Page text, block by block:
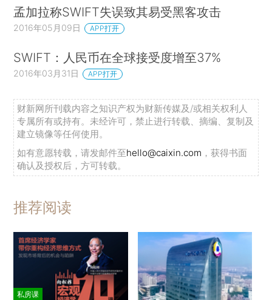
孟加拉称SWIFT失误致其易受黑客攻击
2016年05月09日 APP打开
SWIFT：人民币在全球接受度增至37%
2016年03月31日 APP打开
财新网所刊载内容之知识产权为财新传媒及/或相关权利人
专属所有或持有。未经许可，禁止进行转载、摘编、复制及
建立镜像等任何使用。
如有意愿转载，请发邮件至hello@caixin.com ，获得书面
确认及授权后，方可转载。
推荐阅读
私房课